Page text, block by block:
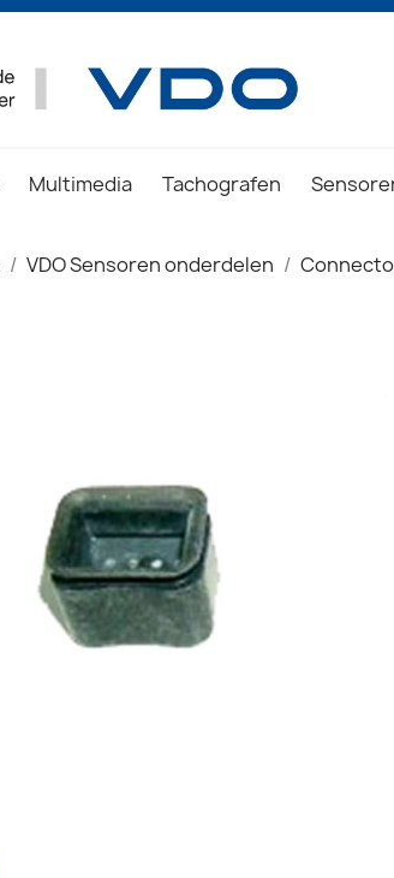
Multimedia Tachografen
VDO Sensoren onderdelen